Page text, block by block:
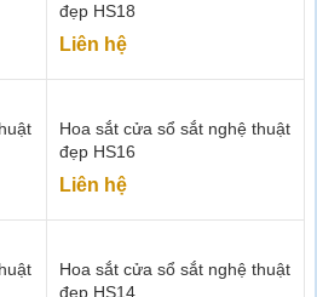
đẹp HS18
Liên hệ
Hoa sắt cửa sổ sắt nghệ thuật
đẹp HS16
Liên hệ
Hoa sắt cửa sổ sắt nghệ thuật
đẹp HS14